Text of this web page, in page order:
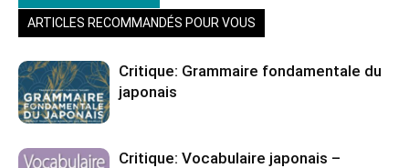
ARTICLES RECOMMANDÉS POUR VOUS
Critique: Grammaire fondamentale du
japonais
Critique: Vocabulaire japonais –